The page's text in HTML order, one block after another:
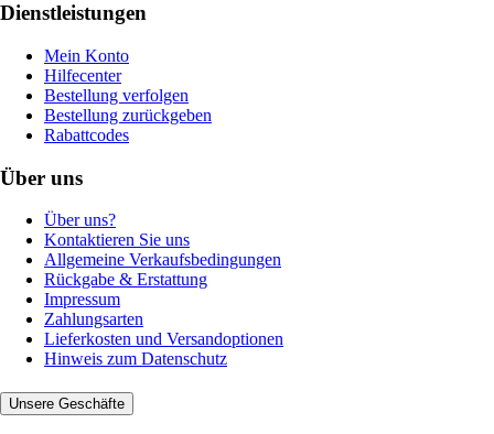
Dienstleistungen
Mein Konto
Hilfecenter
Bestellung verfolgen
Bestellung zurückgeben
Rabattcodes
Über uns
Über uns?
Kontaktieren Sie uns
Allgemeine Verkaufsbedingungen
Rückgabe & Erstattung
Impressum
Zahlungsarten
Lieferkosten und Versandoptionen
Hinweis zum Datenschutz
Unsere Geschäfte